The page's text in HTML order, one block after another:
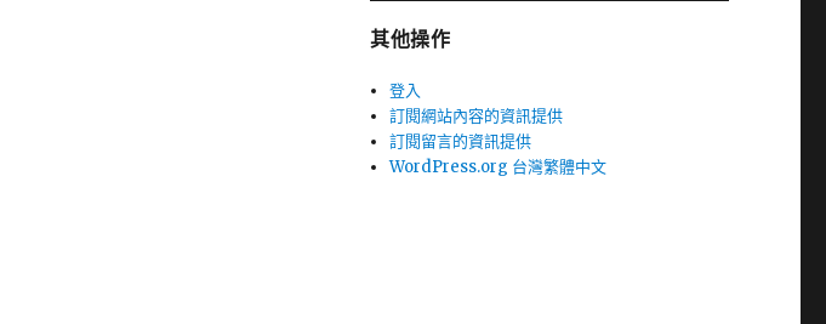
其他操作
登入
訂閱網站內容的資訊提供
訂閱留言的資訊提供
WordPress.org 台灣繁體中文